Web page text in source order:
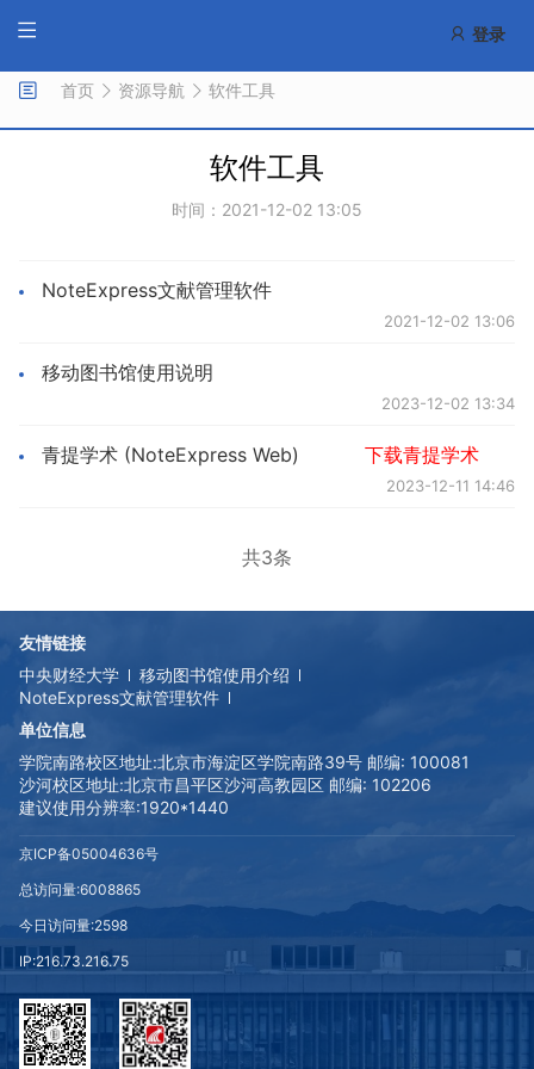
登录
首页 资源导航 软件工具
软件工具
时间：2021-12-02 13:05
NoteExpress文献管理软件
2021-12-02 13:06
移动图书馆使用说明
2023-12-02 13:34
青提学术 (NoteExpress Web) 下载青提学术
2023-12-11 14:46
共3条
友情链接
中央财经大学
移动图书馆使用介绍
NoteExpress文献管理软件
单位信息
学院南路校区地址:北京市海淀区学院南路39号 邮编: 100081
沙河校区地址:北京市昌平区沙河高教园区 邮编: 102206
建议使用分辨率:1920*1440
京ICP备05004636号
总访问量:6008865
今日访问量:2598
IP:216.73.216.75